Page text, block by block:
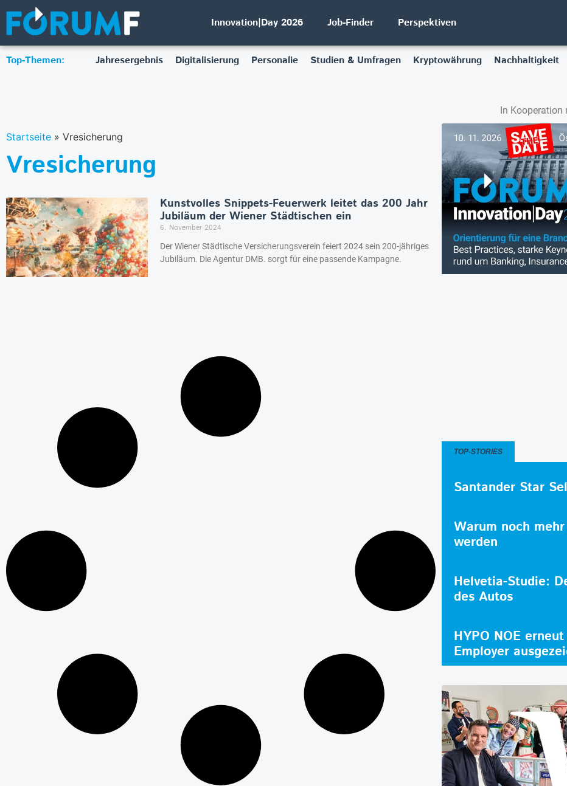
Innovation|Day 2026 Job-Finder Perspektiven
Top-Themen: Jahresergebnis Digitalisierung Personalie Studien & Umfragen Kryptowährung Nachhaltigkeit
In Kooperation
Startseite » Vresicherung
Vresicherung
Kunstvolles Snippets-Feuerwerk leitet das 200 Jahr
Jubiläum der Wiener Städtischen ein
6. November 2024
Der Wiener Städtische Versicherungsverein feiert 2024 sein 200-jähriges
Jubiläum. Die Agentur DMB. sorgt für eine passende Kampagne.
TOP-STORIES
Santander Star
Warum noch
werden
Helvetia-Studie:
des Autos
HYPO NOE
Employer